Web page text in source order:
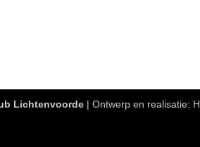
Lichtenvoorde | Ontwerp en realisatie: